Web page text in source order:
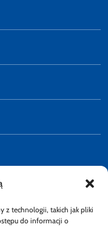
z technologii, takich jak pliki
do informacji o